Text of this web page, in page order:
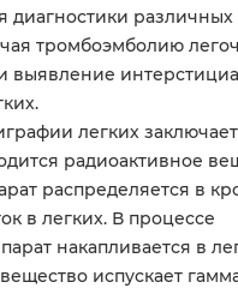
диагностики различных
тромбоэмболию
выявление
легких
радиоактивное
распределяется в
в легких. В процессе
накапливается в
испускает